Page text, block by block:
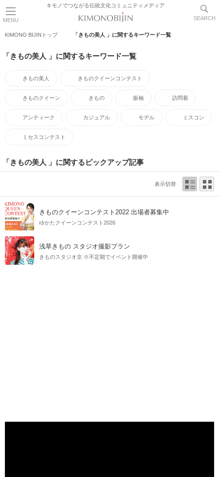
MENU
キモノでつながる伝統文化コミュニティメディア
SEARCH
KIMONO BIJINトップ 「きもの美人 」に関するキーワード一覧
「きもの美人 」に関するキーワード一覧
きもの美人 きものクイーンコンテスト
きものクイーン きもの 振袖 訪問着
アンティーク カジュアル モデル ミスコン
ミセスコンテスト
「きもの美人 」に関するピックアップ記事
表示切替
きものクイーンコンテスト2022 出場者募集中
ゆかたクイーンコンテスト2026
浅草きもの スタジオ撮影プラン
きものスタジオ京 ※不定期でイベント開催中